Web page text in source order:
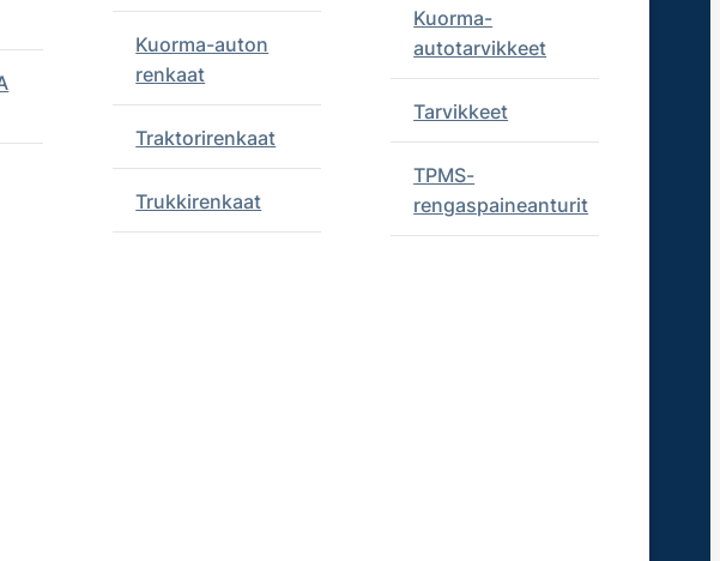
Kuorma-auton
renkaat
Traktorirenkaat
Trukkirenkaat
Kuorma-
autotarvikkeet
Tarvikkeet
TPMS-
rengaspaineanturit